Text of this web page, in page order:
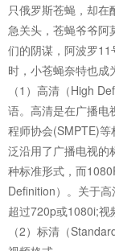
只俄罗斯苍蝇，却
急关头，苍蝇爷爷阿
们的阴谋，阿波罗
时，小苍蝇奈特也成
（1）高清（High
语。高清是在广播电
程师协会(SMPTE)
泛沿用了广播电视的
种标准形式，而
Definition）。关于
超过720p或1080i;视
（2）标清（